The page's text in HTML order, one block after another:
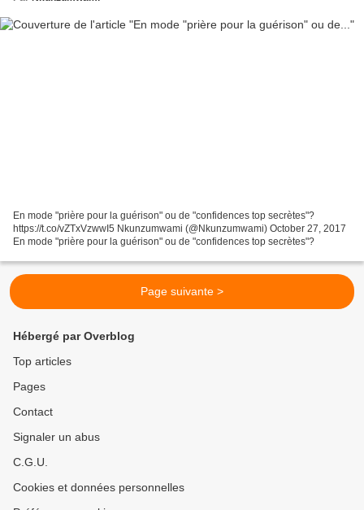
En mode "prière pour la guérison" ou de "confidences top secrètes"?
https://t.co/vZTxVzwwI5 Nkunzumwami (@Nkunzumwami) October 27, 2017
En mode "prière pour la guérison" ou de "confidences top secrètes"?
Page suivante >
Hébergé par Overblog
Top articles
Pages
Contact
Signaler un abus
C.G.U.
Cookies et données personnelles